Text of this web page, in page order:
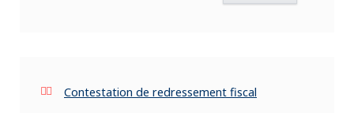
Contestation de redressement fiscal